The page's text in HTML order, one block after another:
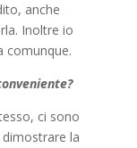
anche
Inoltre io
comunque.
ci sono
la